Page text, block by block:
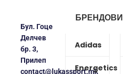
Бул. Гоце
Делчев
бр. 3,
Прилеп
contact@lukassport.mk
БРЕНДОВИ
Adidas
Energetics